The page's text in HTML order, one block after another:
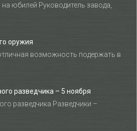
юбилей Руководитель завода,
оружия
возможность подержать в
разведчика – 5 ноября
разведчика Разведчики –